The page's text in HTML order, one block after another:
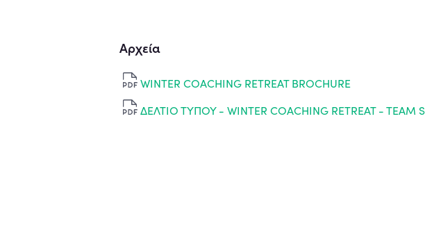
Αρχεία
WINTER COACHING RETREAT BROCHURE
ΔΕΛΤΙΟ ΤΥΠΟΥ - WINTER COACHING RETREAT - TEAM